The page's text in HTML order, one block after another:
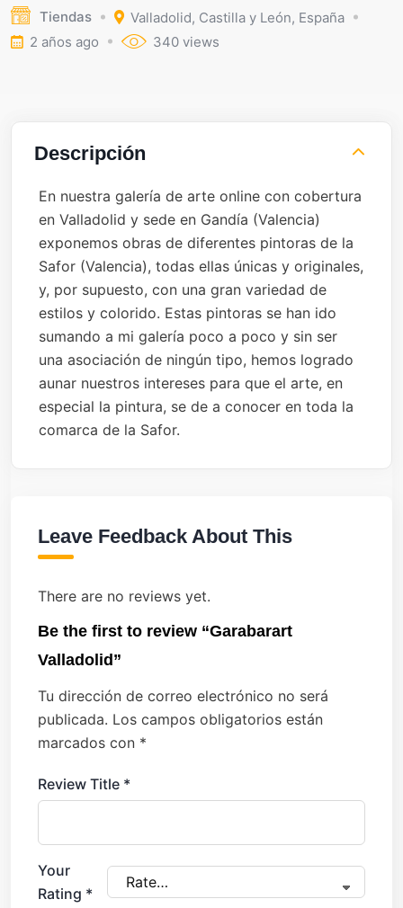
Tiendas Valladolid, Castilla y León, España
2 años ago
340 views
Descripción
En nuestra galería de arte online con cobertura
en Valladolid y sede en Gandía (Valencia)
exponemos obras de diferentes pintoras de la
Safor (Valencia), todas ellas únicas y originales,
y, por supuesto, con una gran variedad de
estilos y colorido. Estas pintoras se han ido
sumando a mi galería poco a poco y sin ser
una asociación de ningún tipo, hemos logrado
aunar nuestros intereses para que el arte, en
especial la pintura, se de a conocer en toda la
comarca de la Safor.
Leave Feedback About This
There are no reviews yet.
Be the first to review “Garabarart
Valladolid”
Tu dirección de correo electrónico no será
publicada. Los campos obligatorios están
marcados con *
Review Title *
Your
Rating *